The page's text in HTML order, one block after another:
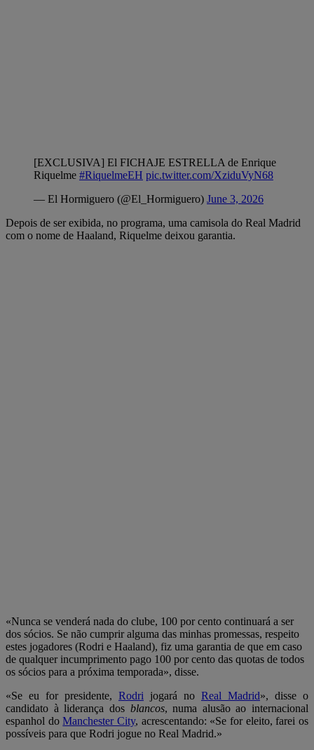
[EXCLUSIVA] El FICHAJE ESTRELLA de Enrique
Riquelme #RiquelmeEH pic.twitter.com/XziduVyN68
— El Hormiguero (@El_Hormiguero) June 3, 2026
Depois de ser exibida, no programa, uma camisola do Real Madrid
com o nome de Haaland, Riquelme deixou garantia.
«Nunca se venderá nada do clube, 100 por cento continuará a ser
dos sócios. Se não cumprir alguma das minhas promessas, respeito
estes jogadores (Rodri e Haaland), fiz uma garantia de que em caso
de qualquer incumprimento pago 100 por cento das quotas de todos
os sócios para a próxima temporada», disse.
«Se eu for presidente, Rodri jogará no Real Madrid», disse o
candidato à liderança dos blancos, numa alusão ao internacional
espanhol doManchester City, acrescentando: «Se for eleito, farei os
possíveis para que Rodri jogue no Real Madrid.»